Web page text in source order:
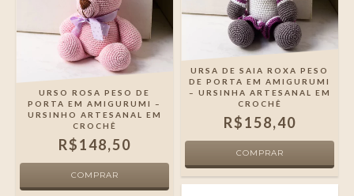
URSO ROSA PESO DE
PORTA EM AMIGURUMI –
URSINHO ARTESANAL EM
CROCHÊ
R$148,50
URSA DE SAIA ROXA PESO
DE PORTA EM AMIGURUMI
– URSINHA ARTESANAL EM
CROCHÊ
R$158,40